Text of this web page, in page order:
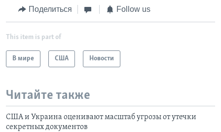
Поделиться Follow us
This item is part of
В мире США Новости
Читайте также
США и Украина оценивают масштаб угрозы от утечки
секретных документов